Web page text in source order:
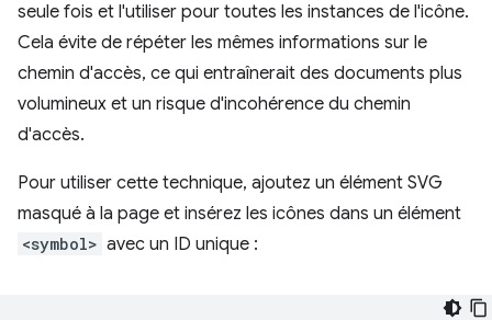
seule fois et l'utiliser pour toutes les instances de l'icône.
Cela évite de répéter les mêmes informations sur le
chemin d'accès, ce qui entraînerait des documents plus
volumineux et un risque d'incohérence du chemin
d'accès.
Pour utiliser cette technique, ajoutez un élément SVG
masqué à la page et insérez les icônes dans un élément
<symbol> avec un ID unique :